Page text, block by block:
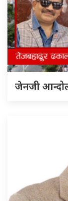
जेनजी